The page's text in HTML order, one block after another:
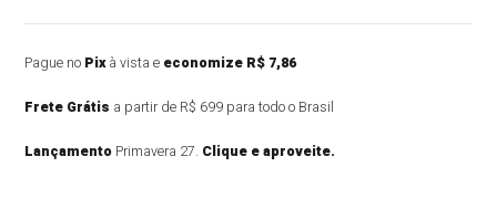
Pague no Pixà vista e economize R$ 7,86
Frete Grátis a partir de R$ 699 para todo o Brasil
Lançamento Primavera 27. Clique e aproveite.